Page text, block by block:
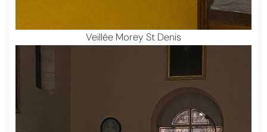
Veillée Morey St Denis